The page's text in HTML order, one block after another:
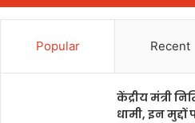
Popular Recent
केंद्रीय मंत्री
धामी, इन मुद्दों